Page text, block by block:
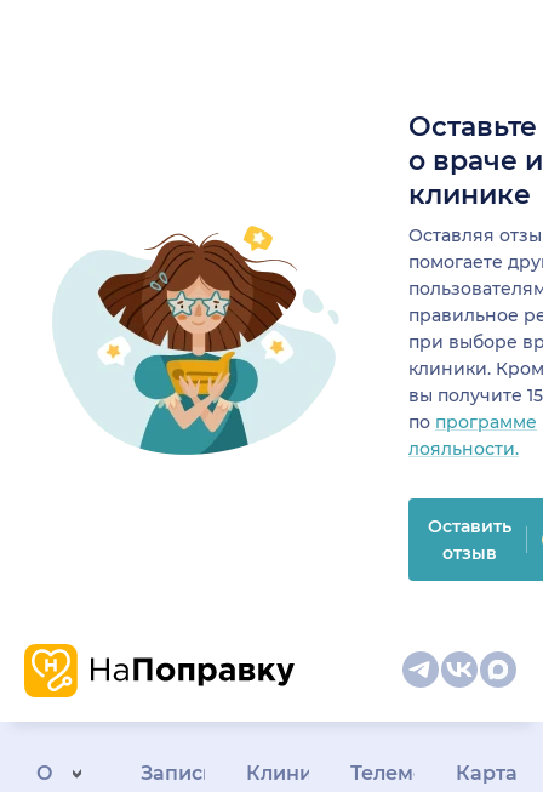
о враче
клинике
Оставляя
помогаете
правильное
при выборе
клиники.
вы получите
по программе
лояльности.
Оставить
отзыв
О
Запись
КлиникамТелемедицина
Карта